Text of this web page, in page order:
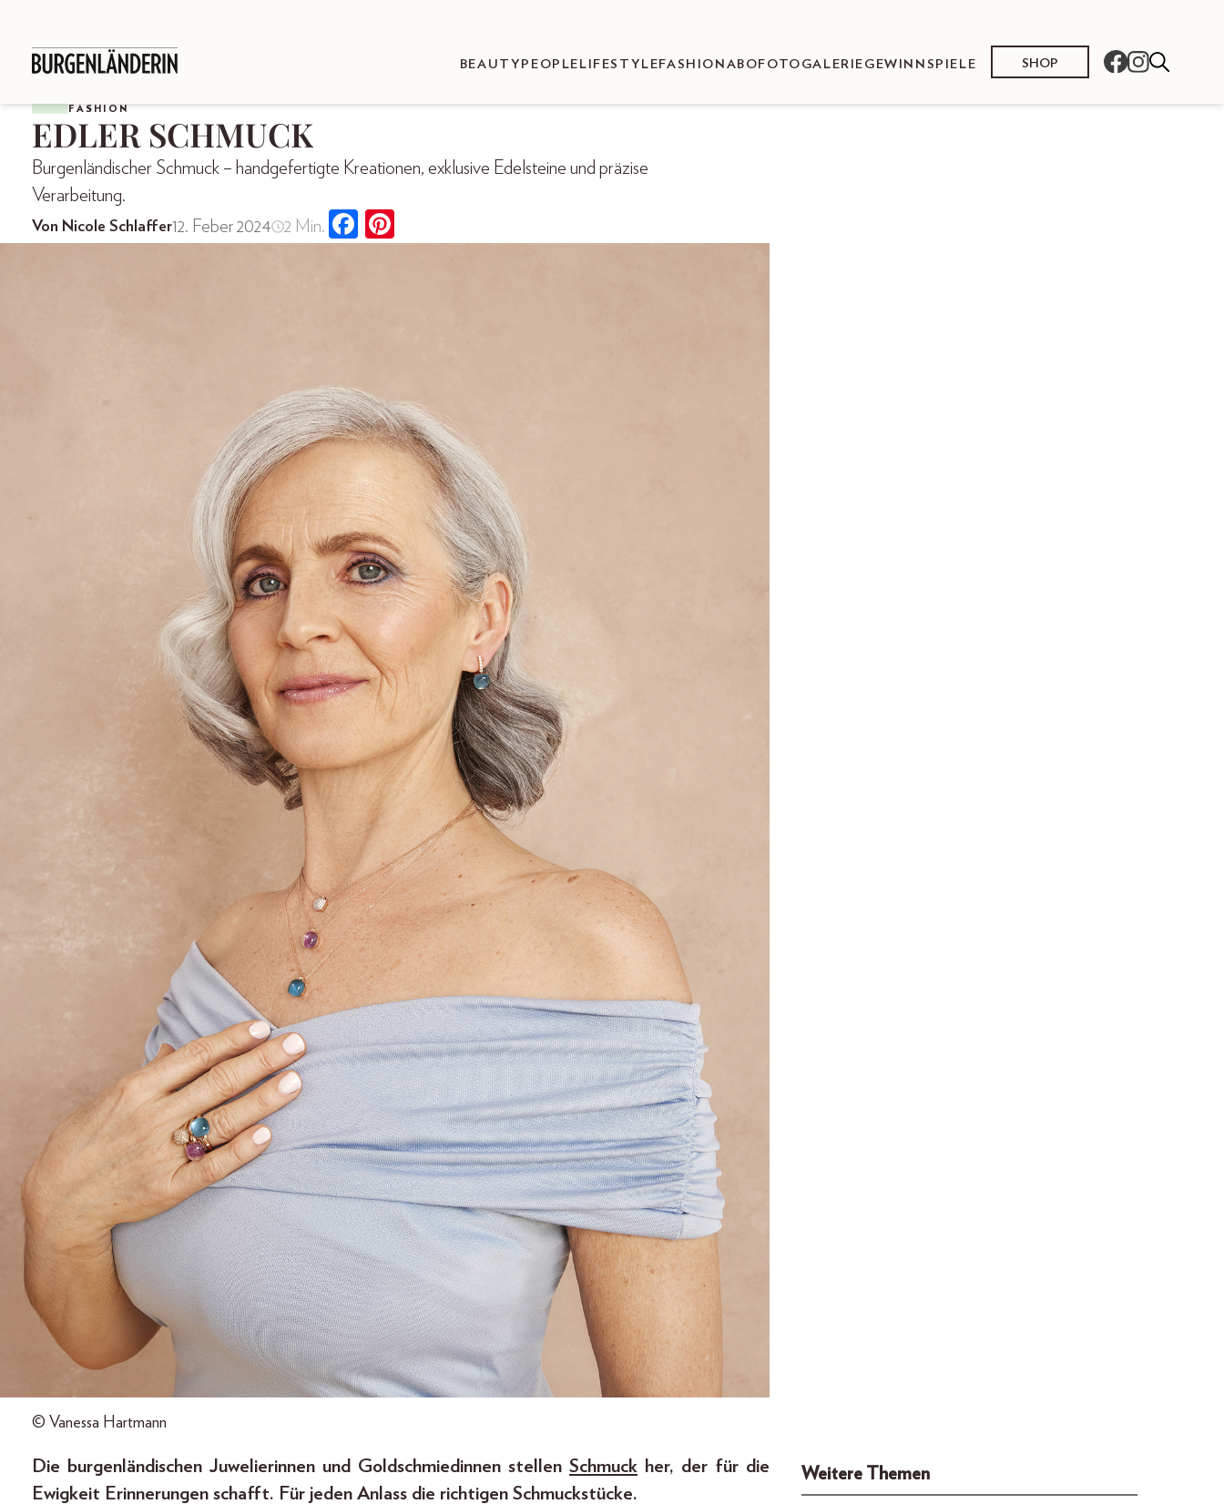
BEAUTY PEOPLE LIFESTYLEFASHION ABOFOTOGALERIE GEWINNSPIELE SHOP
FASHION
EDLER SCHMUCK
Burgenländischer Schmuck – handgefertigte Kreationen, exklusive Edelsteine und präzise
Verarbeitung.
Von Nicole Schlaffer12. Feber 2024 2 Min.
© Vanessa Hartmann
Die burgenländischen Juwelierinnen und Goldschmiedinnen stellen Schmuck her, der für die
Ewigkeit Erinnerungen schafft. Für jeden Anlass die richtigen Schmuckstücke.
Weitere Themen